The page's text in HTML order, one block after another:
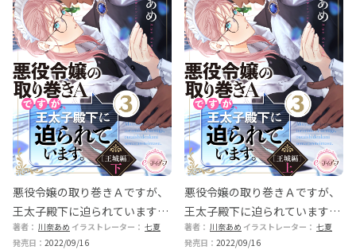
悪役令嬢の取り巻きＡですが、
王太子殿下に迫られています。
③［王城編］下
著者： 川奈あめ イラストレーター： 七夏
発売日： 2022/09/16
悪役令嬢の取り巻きＡですが、
王太子殿下に迫られています。
③［王城編］上
著者： 川奈あめ イラストレーター： 七夏
発売日： 2022/09/16